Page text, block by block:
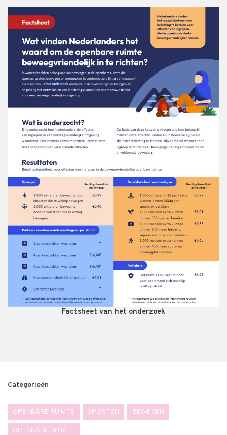
Factsheet van het onderzoek
Categorieën
OPENBARE RUIMTE SPORTEN BEWEGEN
OPENBARE RUIMTE